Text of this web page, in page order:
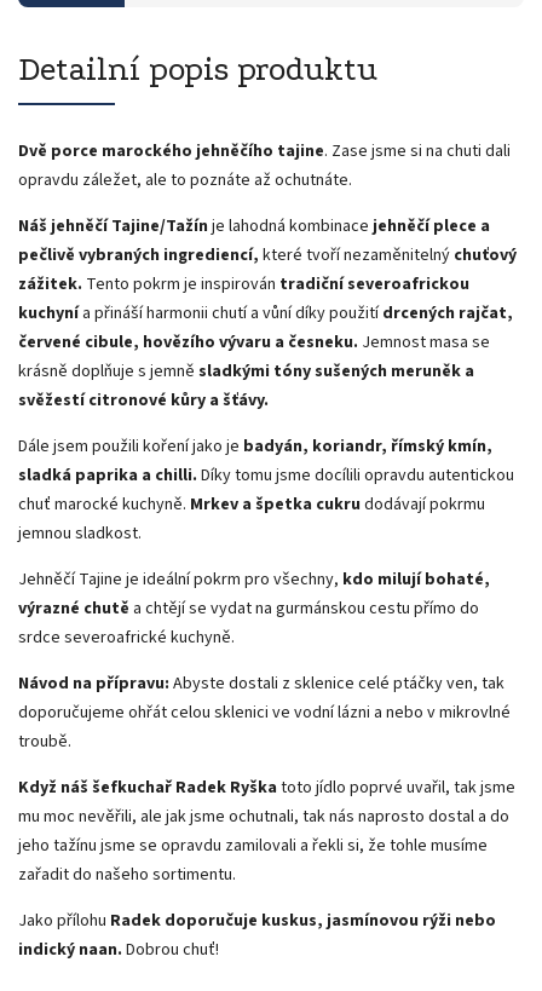
Detailní popis produktu
Dvě porce marockého jehněčího tajine. Zase jsme si na chuti dali
opravdu záležet, ale to poznáte až ochutnáte.
Náš jehněčí Tajine/Tažín je lahodná kombinace jehněčí plece a
pečlivě vybraných ingrediencí, které tvoří nezaměnitelný chuťový
zážitek. Tento pokrm je inspirován tradiční severoafrickou
kuchynía přináší harmonii chutí a vůní díky použitídrcených rajčat,
červené cibule, hovězího vývaru a česneku. Jemnost masa se
krásně doplňuje s jemně sladkými tóny sušených meruněk a
svěžestí citronové kůry a šťávy.
Dále jsem použili koření jako je badyán, koriandr, římský kmín,
sladká paprika a chilli. Díky tomu jsme docílili opravdu autentickou
chuť marocké kuchyně. Mrkev a špetka cukru dodávají pokrmu
jemnou sladkost.
Jehněčí Tajine je ideální pokrm pro všechny, kdo milují bohaté,
výrazné chutě a chtějí se vydat na gurmánskou cestu přímo do
srdce severoafrické kuchyně.
Návod na přípravu: Abyste dostali z sklenice celé ptáčky ven, tak
doporučujeme ohřát celou sklenici ve vodní lázni a nebo v mikrovlné
troubě.
Když náš šefkuchař Radek Ryška toto jídlo poprvé uvařil, tak jsme
mu moc nevěřili, ale jak jsme ochutnali, tak nás naprosto dostal a do
jeho tažínu jsme se opravdu zamilovali a řekli si, že tohle musíme
zařadit do našeho sortimentu.
Jako přílohu Radek doporučuje kuskus, jasmínovou rýži nebo
indický naan. Dobrou chuť!